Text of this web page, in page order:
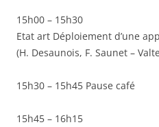
15h00 – 15h30
Etat art Déploiement d’une
(H. Desaunois, F. Saunet –
15h30 – 15h45 Pause café
15h45 – 16h15